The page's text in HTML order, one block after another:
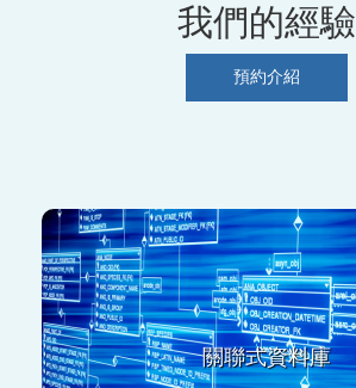
我們的經驗
預約介紹
關聯式資料庫
DBaseIII
Foxpro
Clipper
Oracle